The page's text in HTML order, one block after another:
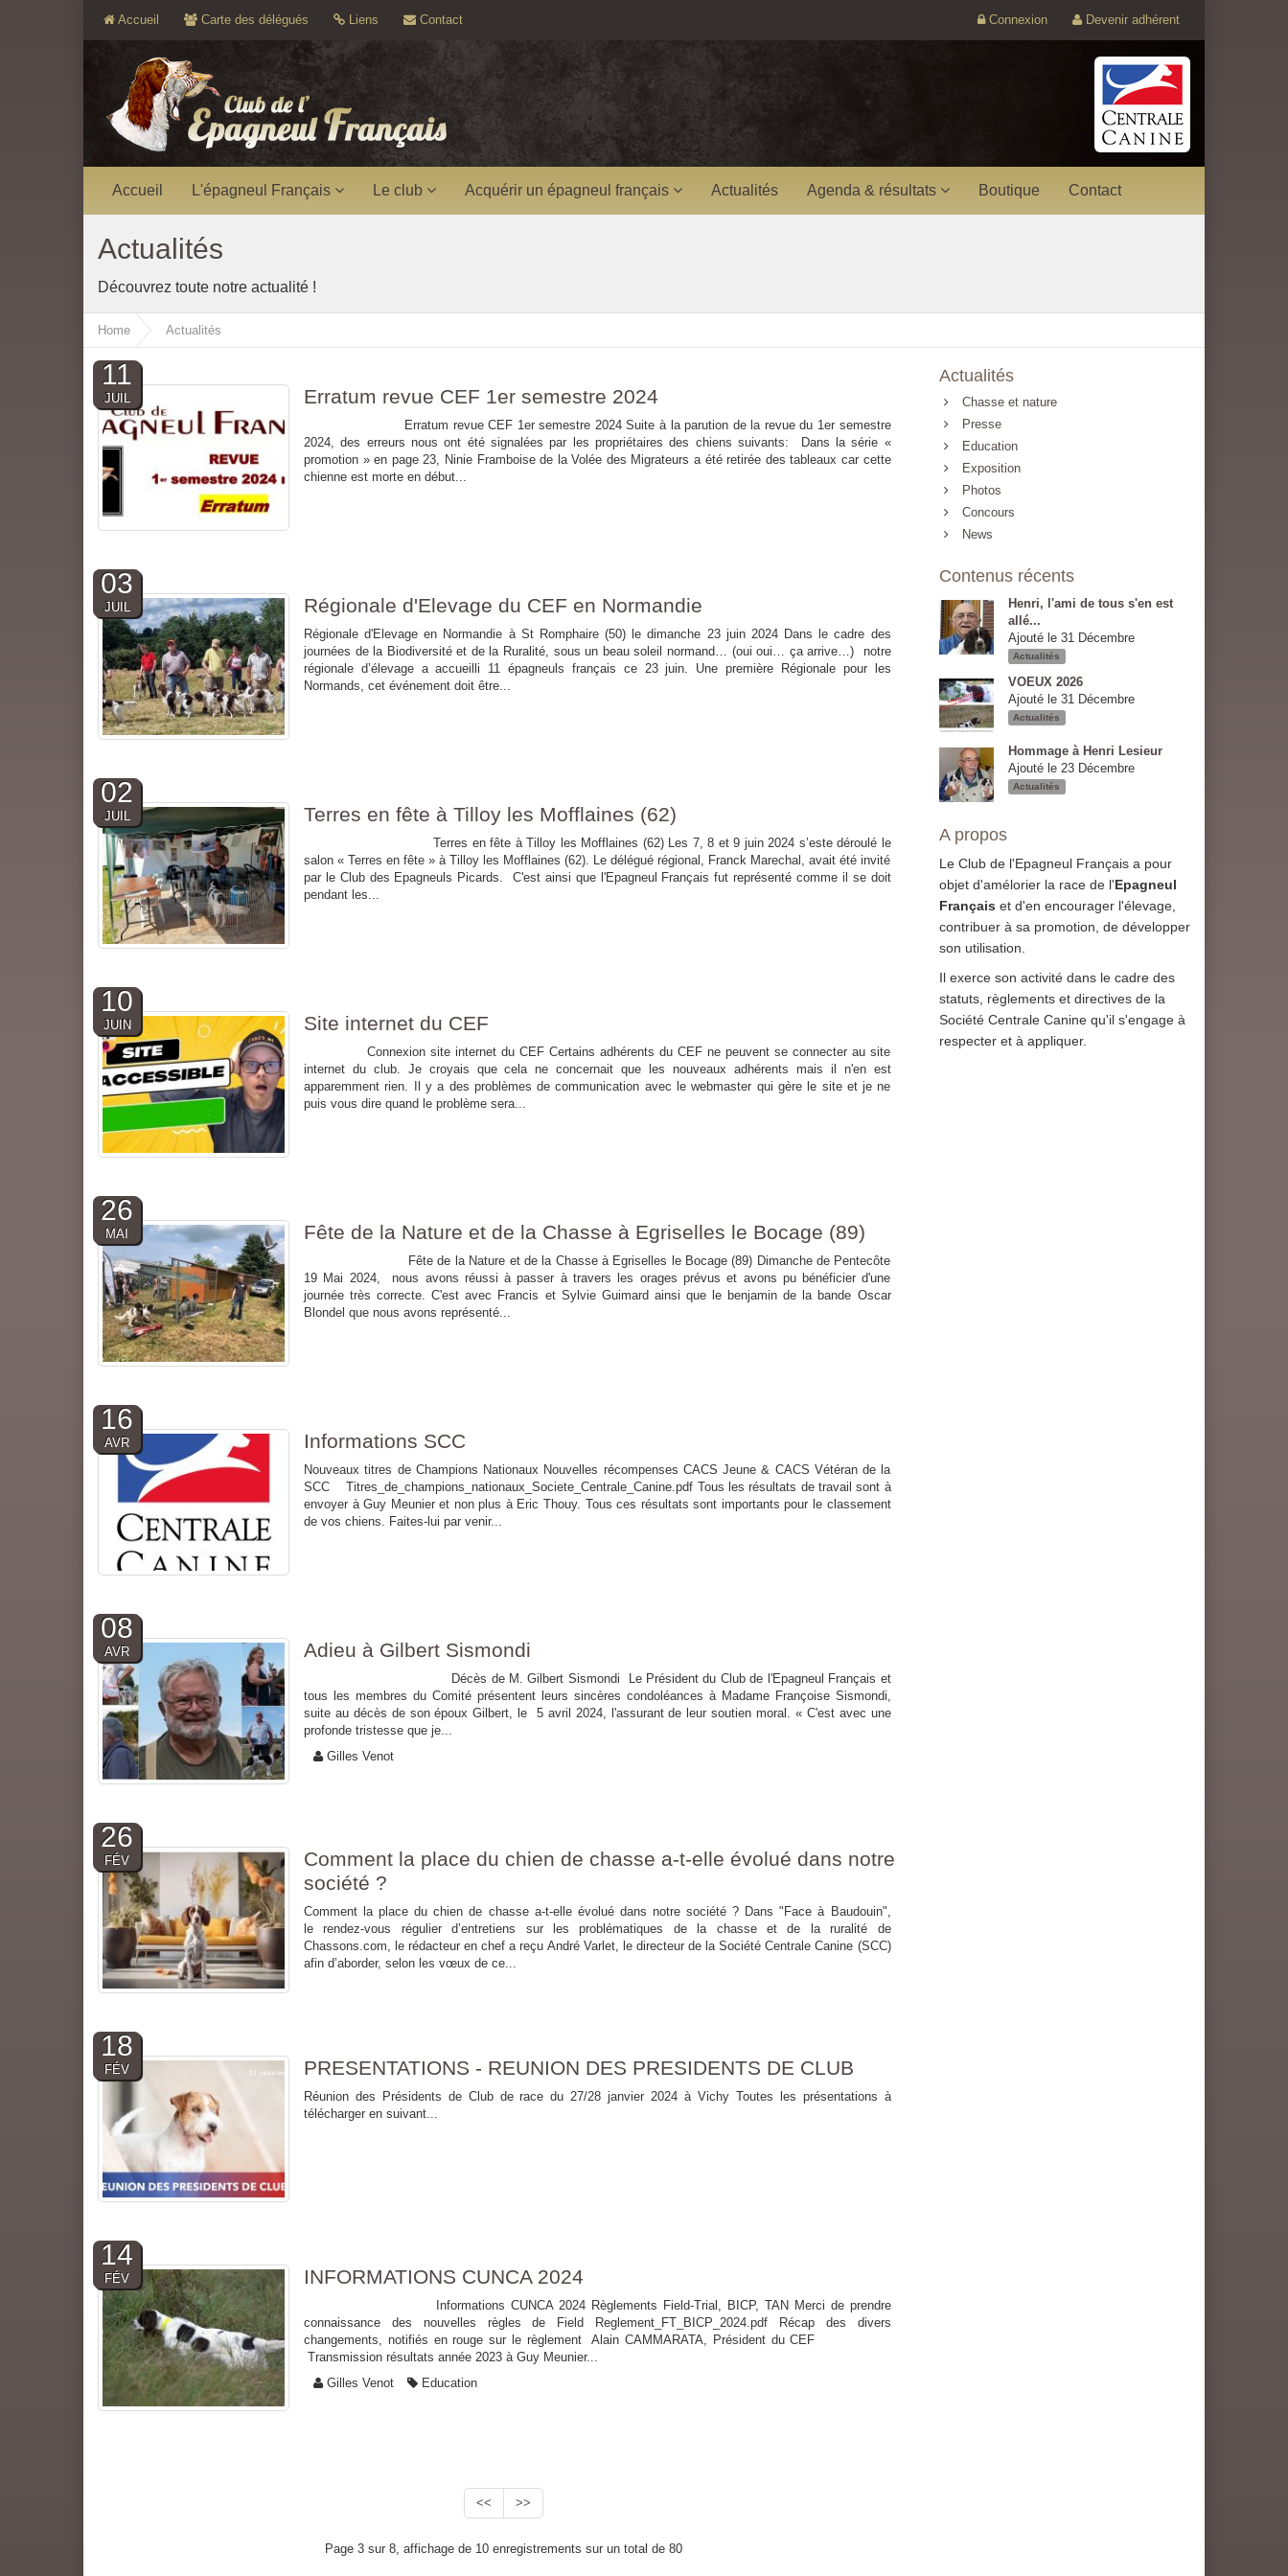
Accueil Carte des délégués Liens Contact Connexion Devenir adhérent
Accueil L'épagneul Français Le club Acquérir un épagneul français Actualités Agenda & résultats Boutique Contact
Actualités
Découvrez toute notre actualité !
Home Actualités
11
JUIL Erratum revue CEF 1er semestre 2024
Erratum revue CEF 1er semestre 2024 Suite à la parution de la revue du 1er semestre
2024, des erreurs nous ont été signalées par les propriétaires des chiens suivants: Dans la série «
promotion » en page 23, Ninie Framboise de la Volée des Migrateurs a été retirée des tableaux car cette
chienne est morte en début...
03
JUIL Régionale d'Elevage du CEF en Normandie
Régionale d'Elevage en Normandie à St Romphaire (50) le dimanche 23 juin 2024 Dans le cadre des
journées de la Biodiversité et de la Ruralité, sous un beau soleil normand… (oui oui… ça arrive…) notre
régionale d’élevage a accueilli 11 épagneuls français ce 23 juin. Une première Régionale pour les
Normands, cet événement doit être...
02
JUIL Terres en fête à Tilloy les Mofflaines (62)
Terres en fête à Tilloy les Mofflaines (62) Les 7, 8 et 9 juin 2024 s’este déroulé le
salon « Terres en fête » à Tilloy les Mofflaines (62). Le délégué régional, Franck Marechal, avait été invité
par le Club des Epagneuls Picards. C'est ainsi que l'Epagneul Français fut représenté comme il se doit
pendant les...
10
JUIN Site internet du CEF
Connexion site internet du CEF Certains adhérents du CEF ne peuvent se connecter au site
internet du club. Je croyais que cela ne concernait que les nouveaux adhérents mais il n'en est
apparemment rien. Il y a des problèmes de communication avec le webmaster qui gère le site et je ne
puis vous dire quand le problème sera...
26
MAI Fête de la Nature et de la Chasse à Egriselles le Bocage (89)
Fête de la Nature et de la Chasse à Egriselles le Bocage (89) Dimanche de Pentecôte
19 Mai 2024, nous avons réussi à passer à travers les orages prévus et avons pu bénéficier d'une
journée très correcte. C'est avec Francis et Sylvie Guimard ainsi que le benjamin de la bande Oscar
Blondel que nous avons représenté...
16
AVR Informations SCC
Nouveaux titres de Champions Nationaux Nouvelles récompenses CACS Jeune & CACS Vétéran de la
SCC Titres_de_champions_nationaux_Societe_Centrale_Canine.pdf Tous les résultats de travail sont à
envoyer à Guy Meunier et non plus à Eric Thouy. Tous ces résultats sont importants pour le classement
de vos chiens. Faites-lui par venir...
08
AVR Adieu à Gilbert Sismondi
Décès de M. Gilbert Sismondi Le Président du Club de l'Epagneul Français et
tous les membres du Comité présentent leurs sincères condoléances à Madame Françoise Sismondi,
suite au décès de son époux Gilbert, le 5 avril 2024, l'assurant de leur soutien moral. « C'est avec une
profonde tristesse que je...
Gilles Venot
26
FÉV
Comment la place du chien de chasse a-t-elle évolué dans notre
société ?
Comment la place du chien de chasse a-t-elle évolué dans notre société ? Dans "Face à Baudouin",
le rendez-vous régulier d’entretiens sur les problématiques de la chasse et de la ruralité de
Chassons.com, le rédacteur en chef a reçu André Varlet, le directeur de la Société Centrale Canine (SCC)
afin d’aborder, selon les vœux de ce...
18
FÉV PRESENTATIONS - REUNION DES PRESIDENTS DE CLUB
Réunion des Présidents de Club de race du 27/28 janvier 2024 à Vichy Toutes les présentations à
télécharger en suivant...
14
FÉV INFORMATIONS CUNCA 2024
Informations CUNCA 2024 Règlements Field-Trial, BICP, TAN Merci de prendre
connaissance des nouvelles règles de Field Reglement_FT_BICP_2024.pdf Récap des divers
changements, notifiés en rouge sur le règlement Alain CAMMARATA, Président du CEF
Transmission résultats année 2023 à Guy Meunier...
Gilles Venot
Education
<< >>
Page 3 sur 8, affichage de 10 enregistrements sur un total de 80
Actualités
Chasse et nature
Presse
Education
Exposition
Photos
Concours
News
Contenus récents
Henri, l'ami de tous s'en est
allé...
Ajouté le 31 Décembre
Actualités
VOEUX 2026
Ajouté le 31 Décembre
Actualités
Hommage à Henri Lesieur
Ajouté le 23 Décembre
Actualités
A propos
Le Club de l'Epagneul Français a pour
objet d'amélorier la race de l'Epagneul
Français et d'en encourager l'élevage,
contribuer à sa promotion, de développer
son utilisation.
Il exerce son activité dans le cadre des
statuts, règlements et directives de la
Société Centrale Canine qu'il s'engage à
respecter et à appliquer.